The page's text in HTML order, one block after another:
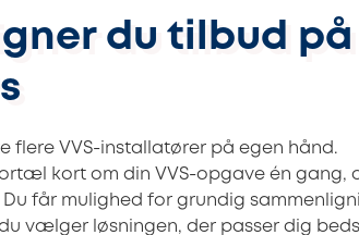
du tilbud på
VVS-installatører på egen hånd.
kort om din VVS-opgave én gang,
får mulighed for grundig
vælger løsningen, der passer dig